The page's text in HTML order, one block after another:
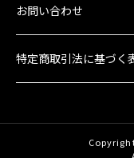
お問い合わせ
特定商取引法に基づく